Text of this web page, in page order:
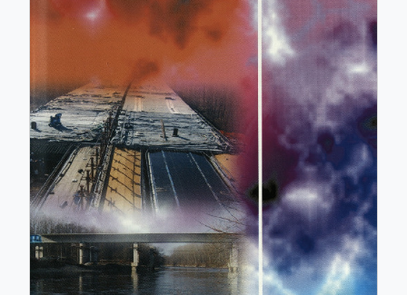
ISSN: 0017-2774
e-ISSN: 2536-4332
COBISS.SI-ID: 859140
UDK: 05:625